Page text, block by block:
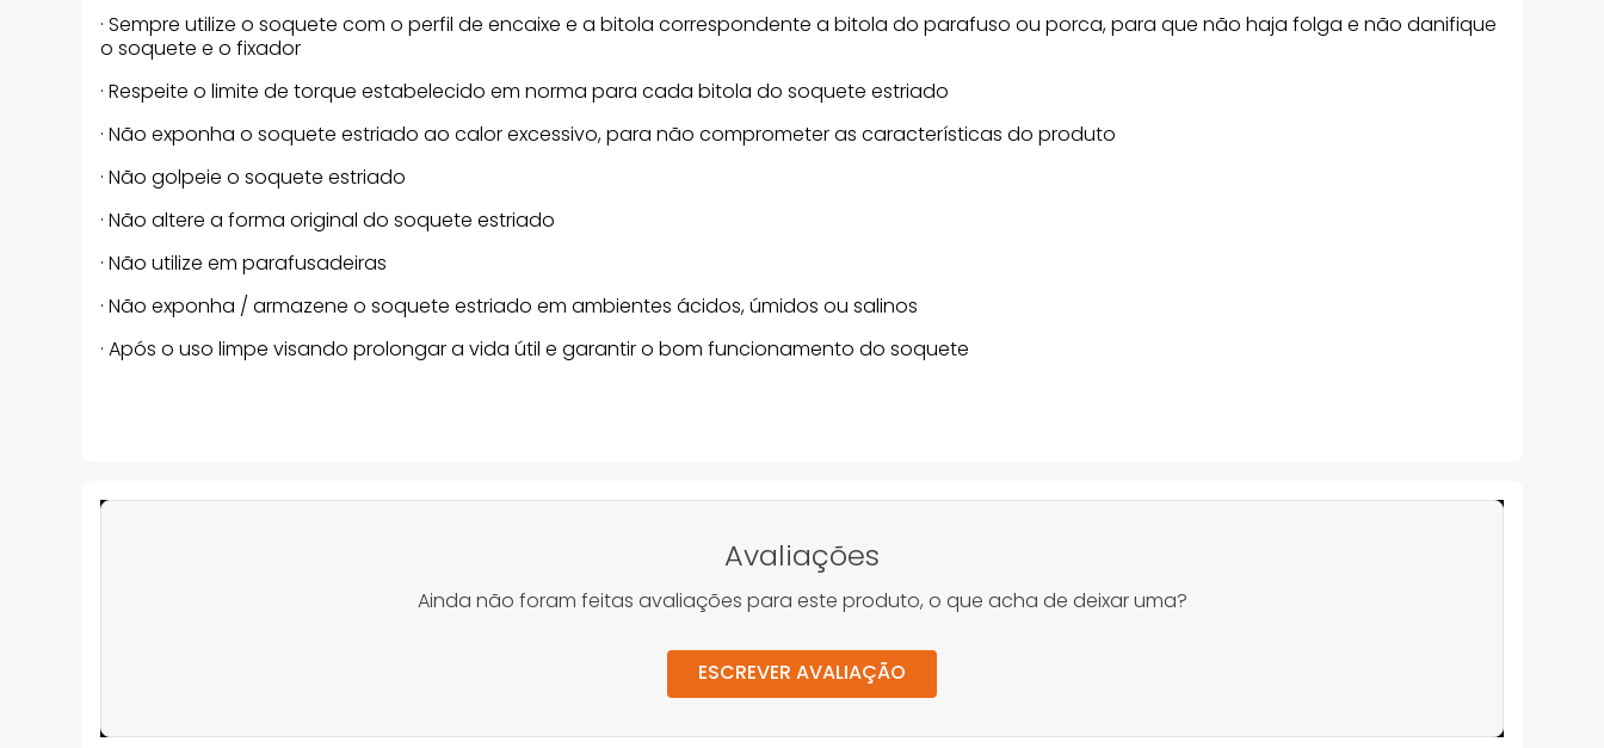
· Sempre utilize o soquete com o perfil de encaixe e a bitola correspondente a bitola do parafuso ou porca, para que não haja folga e não danifique
o soquete e o fixador
· Respeite o limite de torque estabelecido em norma para cada bitola do soquete estriado
· Não exponha o soquete estriado ao calor excessivo, para não comprometer as características do produto
· Não golpeie o soquete estriado
· Não altere a forma original do soquete estriado
· Não utilize em parafusadeiras
· Não exponha / armazene o soquete estriado em ambientes ácidos, úmidos ou salinos
· Após o uso limpe visando prolongar a vida útil e garantir o bom funcionamento do soquete
Avaliações
Ainda não foram feitas avaliações para este produto, o que acha de deixar uma?
ESCREVER AVALIAÇÃO